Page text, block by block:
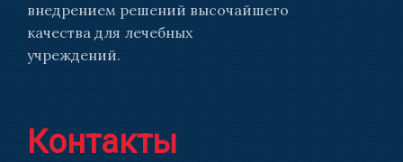
внедрением решений высочайшего
качества для лечебных
учреждений.
Контакты